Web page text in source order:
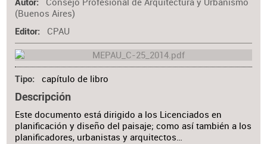
Autor
Consejo Profesional de Arquitectura y Urbanismo
(Buenos Aires)
Editor CPAU
Tipo capítulo de libro
Descripción
Este documento está dirigido a los Licenciados en
planificación y diseño del paisaje; como así también a los
planificadores, urbanistas y arquitectos…